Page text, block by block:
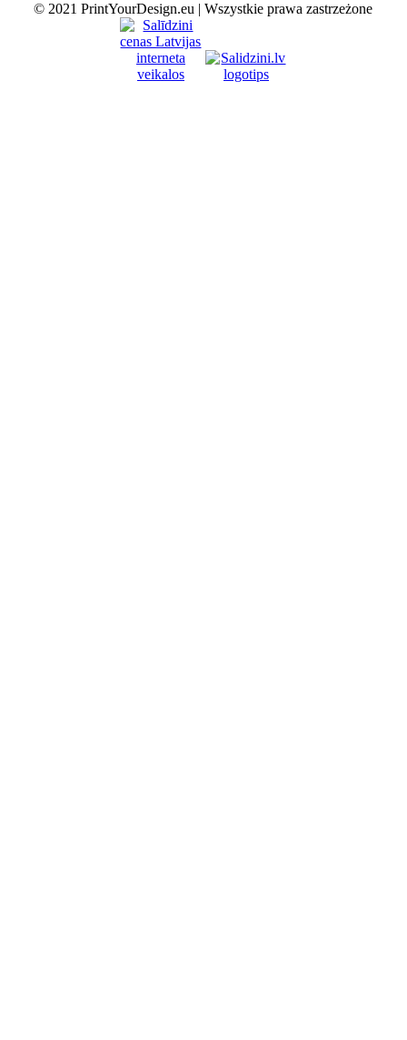
© 2021 PrintYourDesign.eu | Wszystkie prawa zastrzeżone